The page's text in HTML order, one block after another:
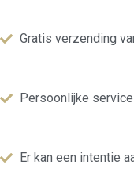
Gratis verzending
Persoonlijke service
Er kan een intentie